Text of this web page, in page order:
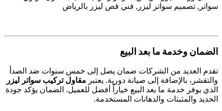
سواتر, تصميم سواتر ليزر, فني قص ليزر بالرياض
الضمان وخدمة ما بعد البيع
تقدم العديد من الشركات ضمان يصل إلى خمس سنوات ضد الصدأ
والتقشر، بالإضافة إلى صيانة دورية. يعتبر مقاول تركيب سواتر ليزر
الذي يوفر خدمة ما بعد البيع خياراً أفضل للعميل. الضمان يؤكد جودة
الحديد والمثبتات والدهانات المستخدمة.